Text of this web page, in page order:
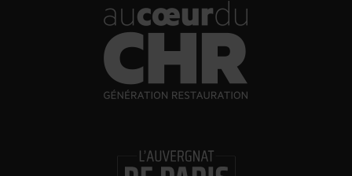
30/07/2026
Incendies : l’aide d’urgence rehaussée à 8 000 €
pour les indépendants, l’autoroute A63 réouverte
Les Bold Woman Dinners de Veuve Clicquot de